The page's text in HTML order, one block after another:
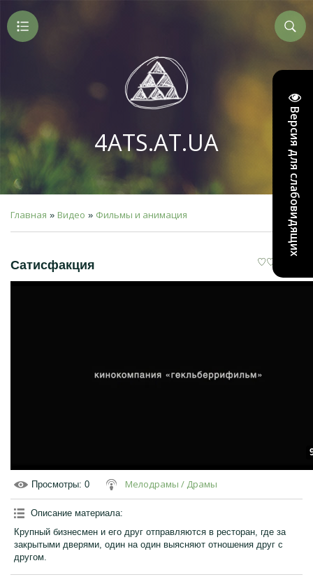
Версия для слабовидящих
4ATS.AT.UA
Главная » Видео » Фильмы и анимация
Сатисфакция
Просмотры: 0 Мелодрамы / Драмы
Описание материала:
Крупный бизнесмен и его друг отправляются в ресторан, где за
закрытыми дверями, один на один выясняют отношения друг с
другом.